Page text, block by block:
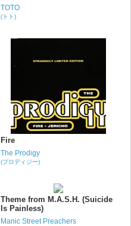
TOTO
(トト)
Fire
The Prodigy
(プロディジー)
Theme from M.A.S.H. (Suicide
Is Painless)
Manic Street Preachers